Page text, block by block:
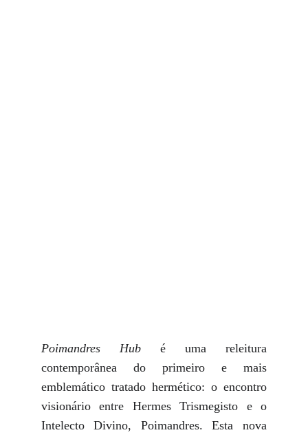
Poimandres Hub é uma releitura
contemporânea do primeiro e mais
emblemático tratado hermético: o encontro
visionário entre Hermes Trismegisto e o
Intelecto Divino, Poimandres. Esta nova